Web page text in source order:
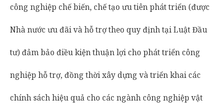
công nghiệp chế biến, chế tạo ưu tiên phát triển (được
Nhà nước ưu đãi và hỗ trợ theo quy định tại Luật Đầu
tư) đảm bảo điều kiện thuận lợi cho phát triển công
nghiệp hỗ trợ, đồng thời xây dựng và triển khai các
chính sách hiệu quả cho các ngành công nghiệp vật